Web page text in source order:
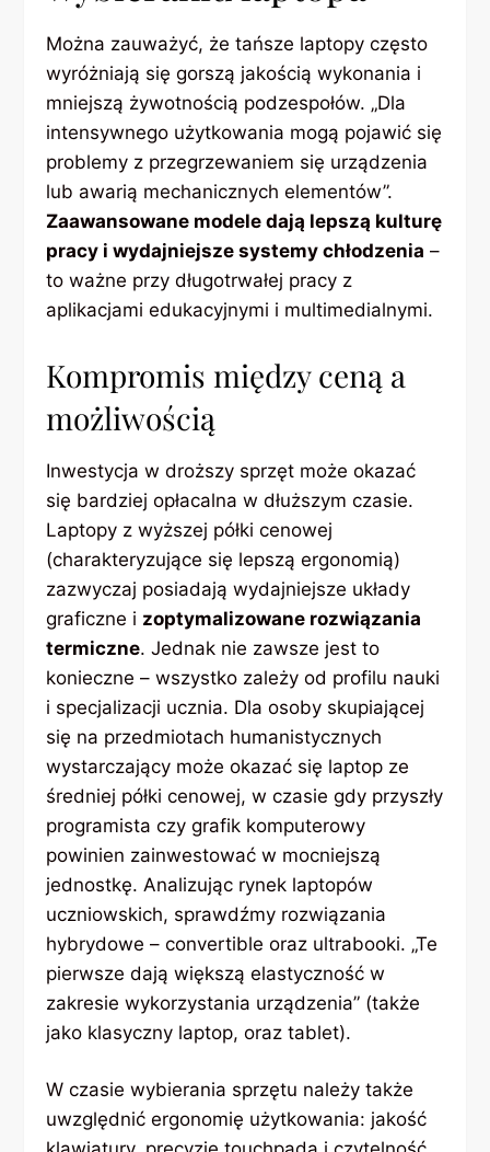
Można zauważyć, że tańsze laptopy często
wyróżniają się gorszą jakością wykonania i
mniejszą żywotnością podzespołów. „Dla
intensywnego użytkowania mogą pojawić się
problemy z przegrzewaniem się urządzenia
lub awarią mechanicznych elementów”.
Zaawansowane modele dają lepszą kulturę
pracy i wydajniejsze systemy chłodzenia –
to ważne przy długotrwałej pracy z
aplikacjami edukacyjnymi i multimedialnymi.
Kompromis między ceną a
możliwością
Inwestycja w droższy sprzęt może okazać
się bardziej opłacalna w dłuższym czasie.
Laptopy z wyższej półki cenowej
(charakteryzujące się lepszą ergonomią)
zazwyczaj posiadają wydajniejsze układy
graficzne i zoptymalizowane rozwiązania
termiczne. Jednak nie zawsze jest to
konieczne – wszystko zależy od profilu nauki
i specjalizacji ucznia. Dla osoby skupiającej
się na przedmiotach humanistycznych
wystarczający może okazać się laptop ze
średniej półki cenowej, w czasie gdy przyszły
programista czy grafik komputerowy
powinien zainwestować w mocniejszą
jednostkę. Analizując rynek laptopów
uczniowskich, sprawdźmy rozwiązania
hybrydowe – convertible oraz ultrabooki. „Te
pierwsze dają większą elastyczność w
zakresie wykorzystania urządzenia” (także
jako klasyczny laptop, oraz tablet).
W czasie wybierania sprzętu należy także
uwzględnić ergonomię użytkowania: jakość